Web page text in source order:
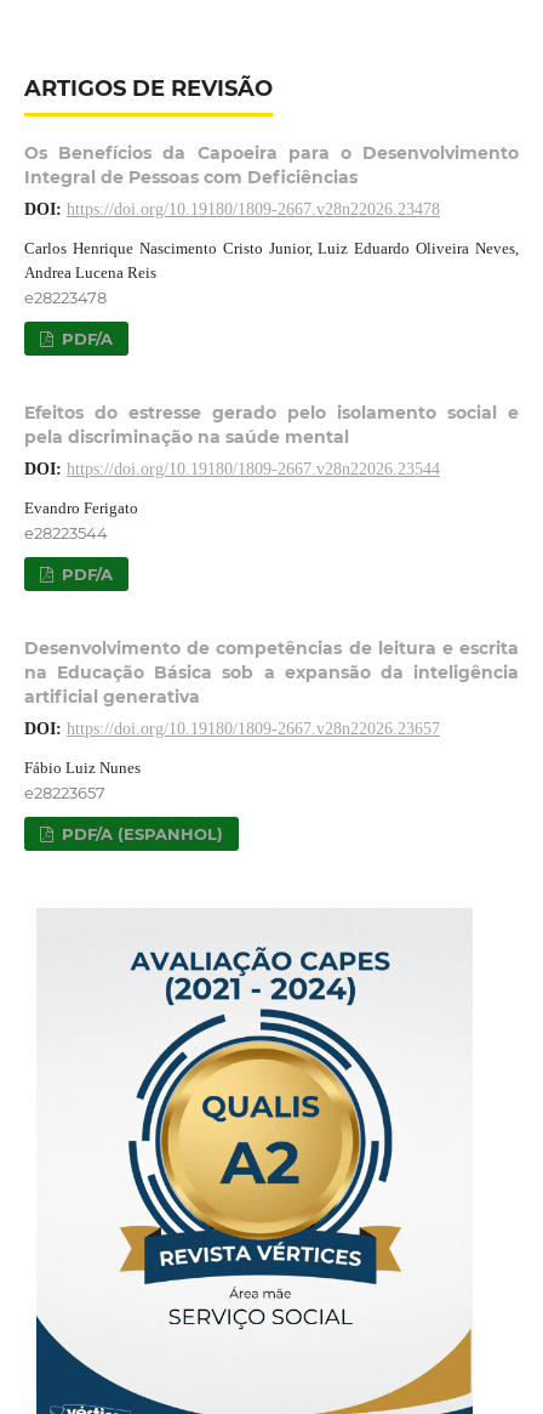
ARTIGOS DE REVISÃO
Os Benefícios da Capoeira para o Desenvolvimento
Integral de Pessoas com Deficiências
DOI: https://doi.org/10.19180/1809-2667.v28n22026.23478
Carlos Henrique Nascimento Cristo Junior, Luiz Eduardo Oliveira Neves,
Andrea Lucena Reis
e28223478
PDF/A
Efeitos do estresse gerado pelo isolamento social e
pela discriminação na saúde mental
DOI: https://doi.org/10.19180/1809-2667.v28n22026.23544
Evandro Ferigato
e28223544
PDF/A
Desenvolvimento de competências de leitura e escrita
na Educação Básica sob a expansão da inteligência
artificial generativa
DOI: https://doi.org/10.19180/1809-2667.v28n22026.23657
Fábio Luiz Nunes
e28223657
PDF/A (ESPANHOL)